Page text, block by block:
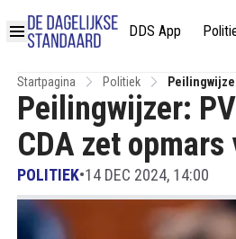
DDS App
Startpagina Politiek
Peilingwijzer:
CDA zet opmars
POLITIEK•14 DEC 2024, 14:00